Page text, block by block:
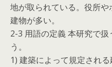
地が取られている。役所
建物が多い。
2-3 用語の定義 本研究で
う。
1) 建築によって規定され